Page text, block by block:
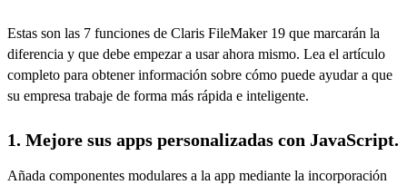
Estas son las 7 funciones de Claris FileMaker 19 que marcarán la
diferencia y que debe empezar a usar ahora mismo. Lea el artículo
completo para obtener información sobre cómo puede ayudar a que
su empresa trabaje de forma más rápida e inteligente.
1. Mejore sus apps personalizadas con JavaScript.
Añada componentes modulares a la app mediante la incorporación